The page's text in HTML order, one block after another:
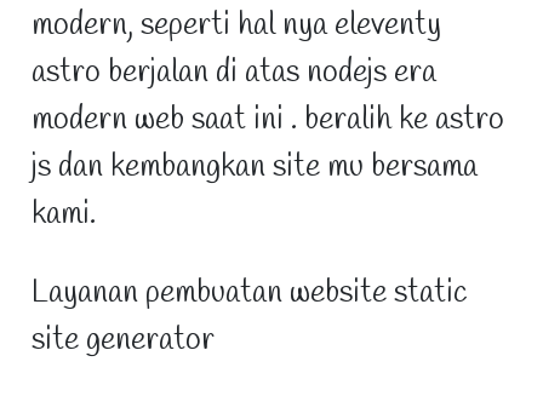
modern, seperti hal nya eleventy
astro berjalan di atas nodejs era
modern web saat ini . beralih ke astro
js dan kembangkan site mu bersama
kami.
Layanan pembuatan website static
site generator